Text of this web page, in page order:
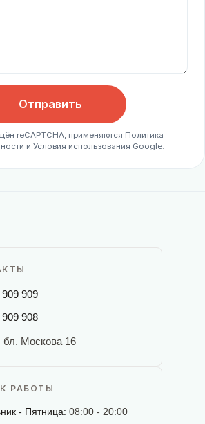
Отправить
reCAPTCHA, применяются Политика
и Условия использования Google.
909
908
бл. Москова 16
РАБОТЫ
- Пятница: 08:00 - 20:00